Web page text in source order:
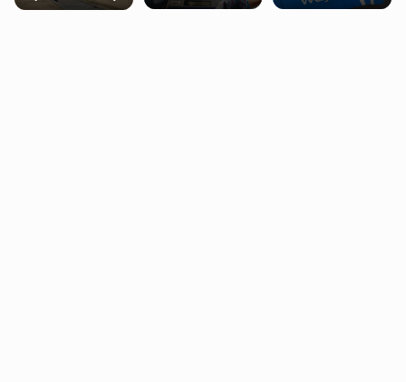
falę upałów w
wady wrodzonej
Ubery pojawią się